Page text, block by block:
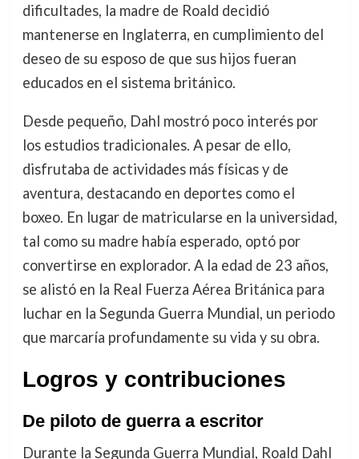
dificultades, la madre de Roald decidió
mantenerse en Inglaterra, en cumplimiento del
deseo de su esposo de que sus hijos fueran
educados en el sistema británico.
Desde pequeño, Dahl mostró poco interés por
los estudios tradicionales. A pesar de ello,
disfrutaba de actividades más físicas y de
aventura, destacando en deportes como el
boxeo. En lugar de matricularse en la universidad,
tal como su madre había esperado, optó por
convertirse en explorador. A la edad de 23 años,
se alistó en la Real Fuerza Aérea Británica para
luchar en la Segunda Guerra Mundial, un periodo
que marcaría profundamente su vida y su obra.
Logros y contribuciones
De piloto de guerra a escritor
Durante la Segunda Guerra Mundial, Roald Dahl